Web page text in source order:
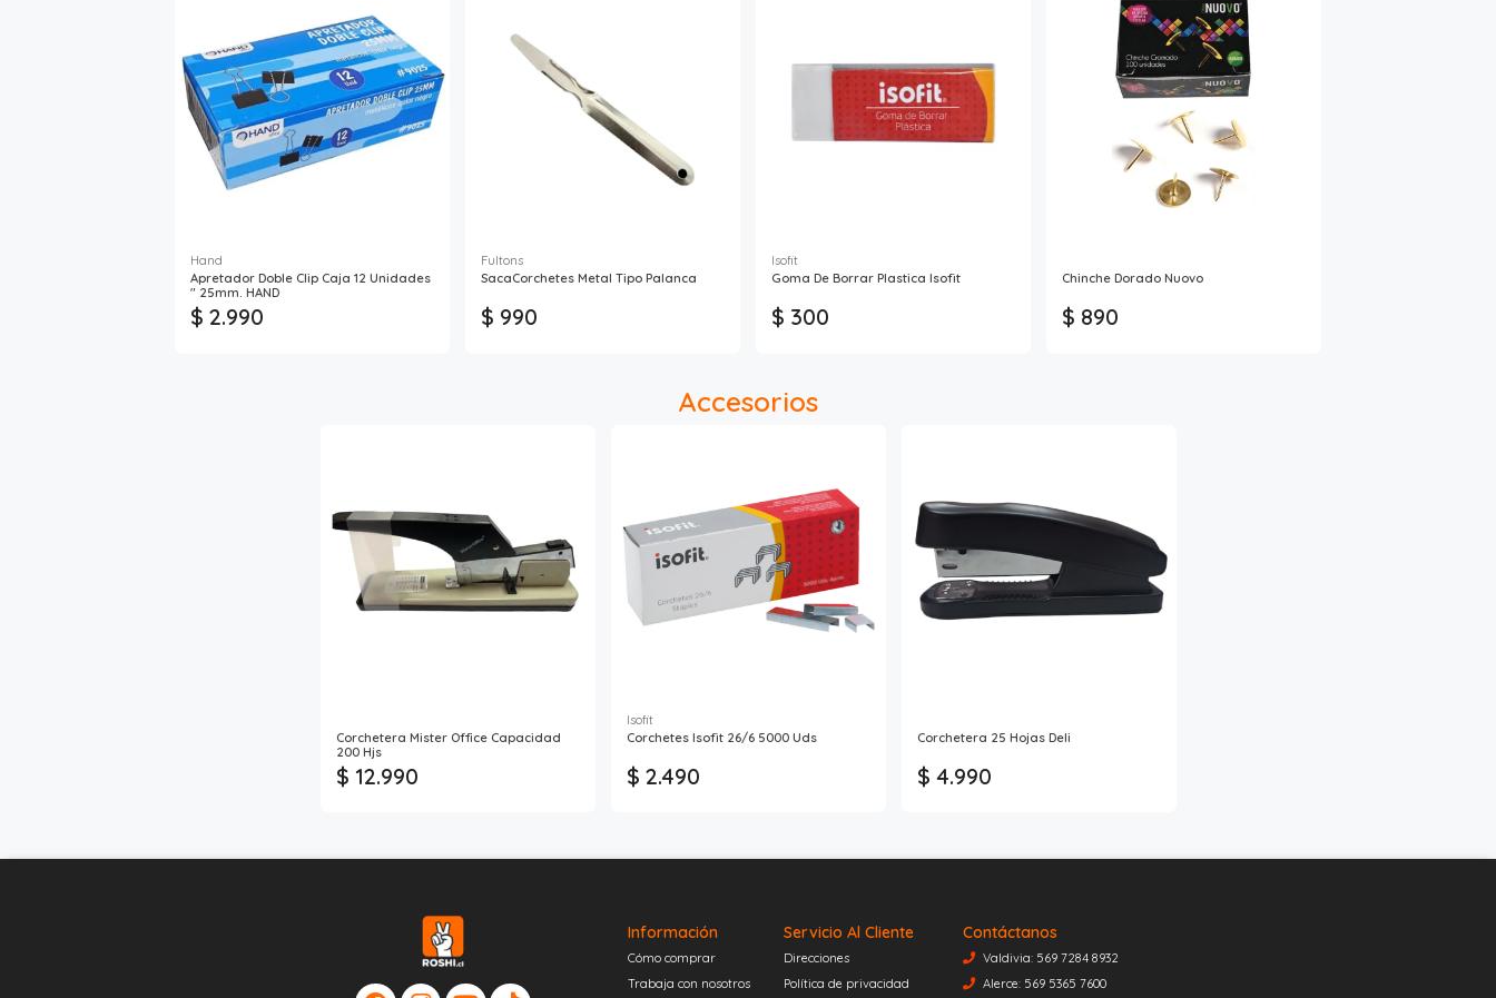
Hand
Apretador Doble Clip Caja 12 Unidades
" 25mm. HAND
$ 2.990
Fultons
SacaCorchetes Metal Tipo Palanca
$ 990
Isofit
Goma De Borrar Plastica Isofit
$ 300
Chinche Dorado Nuovo
$ 890
Accesorios
Corchetera Mister Office Capacidad
200 Hjs
$ 12.990
Isofit
Corchetes Isofit 26/6 5000 Uds
$ 2.490
Corchetera 25 Hojas Deli
$ 4.990
Información
Cómo comprar
Trabaja con nosotros
Servicio Al Cliente
Direcciones
Política de privacidad
Contáctanos
Valdivia: 569 7284 8932
Alerce: 569 5365 7600